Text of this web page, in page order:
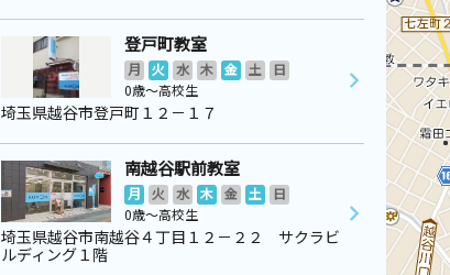
登戸町教室
月 火 水 木 金 土
日
0歳～高校生
埼玉県越谷市登戸町１２－１７
南越谷駅前教室
月 火 水 木 金 土
日
0歳～高校生
埼玉県越谷市南越谷４丁目１２－２２ サクラビ
ルディング１階